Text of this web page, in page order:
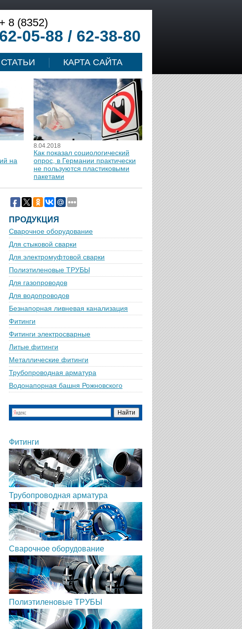
+ 8 (8352)
62-05-88 / 62-38-80
СТАТЬИ КАРТА САЙТА
на
8.04.2018
Как показал социологический
опрос, в Германии практически
не пользуются пластиковыми
пакетами
ПРОДУКЦИЯ
Сварочное оборудование
Для стыковой сварки
Для электромуфтовой сварки
Полиэтиленовые ТРУБЫ
Для газопроводов
Для водопроводов
Безнапорная ливневая канализация
Фитинги
Фитинги электросварные
Литые фитинги
Металлические фитинги
Трубопроводная арматура
Водонапорная башня Рожновского
Фитинги
Трубопроводная арматура
Сварочное оборудование
Полиэтиленовые ТРУБЫ